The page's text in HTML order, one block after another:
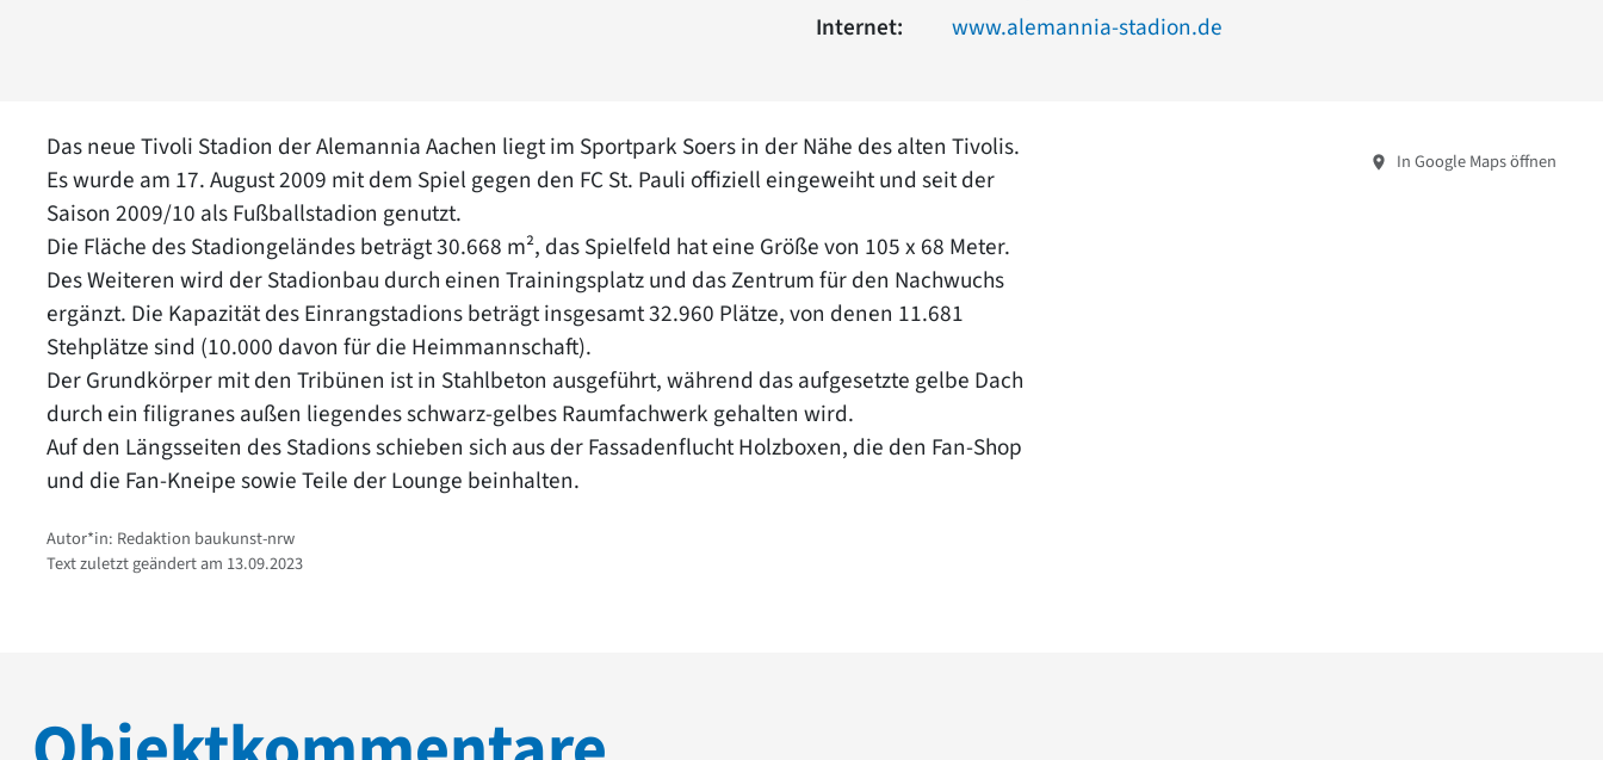
Internet:
www.alemannia-stadion.de
Das neue Tivoli Stadion der Alemannia Aachen liegt im Sportpark Soers in der Nähe des alten Tivolis.
Es wurde am 17. August 2009 mit dem Spiel gegen den FC St. Pauli offiziell eingeweiht und seit der
Saison 2009/10 als Fußballstadion genutzt.
Die Fläche des Stadiongeländes beträgt 30.668 m², das Spielfeld hat eine Größe von 105 x 68 Meter.
Des Weiteren wird der Stadionbau durch einen Trainingsplatz und das Zentrum für den Nachwuchs
ergänzt. Die Kapazität des Einrangstadions beträgt insgesamt 32.960 Plätze, von denen 11.681
Stehplätze sind (10.000 davon für die Heimmannschaft).
Der Grundkörper mit den Tribünen ist in Stahlbeton ausgeführt, während das aufgesetzte gelbe Dach
durch ein filigranes außen liegendes schwarz-gelbes Raumfachwerk gehalten wird.
Auf den Längsseiten des Stadions schieben sich aus der Fassadenflucht Holzboxen, die den Fan-Shop
und die Fan-Kneipe sowie Teile der Lounge beinhalten.
Autor*in: Redaktion baukunst-nrw
Text zuletzt geändert am 13.09.2023
In Google Maps öffnen